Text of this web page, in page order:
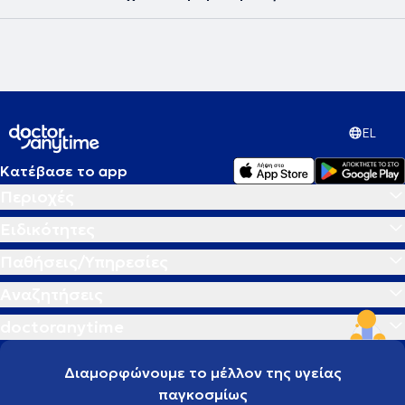
εμβολίου OSE2101 έναντι της κλασικής χημειοθεραπείας σε
ασθενείς με προχωρημένο μη - μικροκυτταρικό καρκίνο του
EL
Κατέβασε το app
Διαμορφώνουμε το μέλλον της υγείας
παγκοσμίως